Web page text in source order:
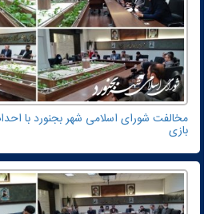
مخالفت شورای اسلامی شهر بجنورد با
بازی